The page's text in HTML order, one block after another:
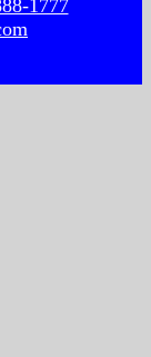
1777